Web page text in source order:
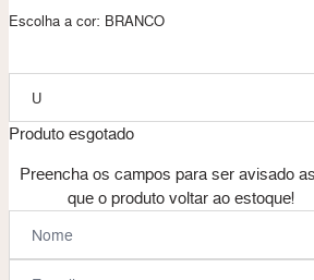
Escolha a cor: BRANCO
Produto esgotado
Preencha os campos para ser avisado
que o produto voltar ao estoque!